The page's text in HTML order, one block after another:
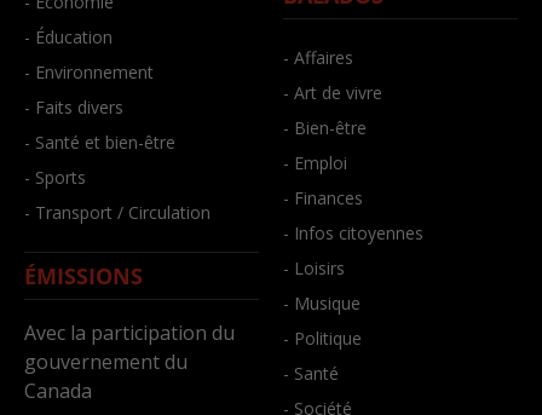
- Éducation
- Environnement
- Faits divers
- Santé et bien-être
- Sports
- Transport / Circulation
ÉMISSIONS
Avec la participation du
gouvernement du
Canada
- Affaires
- Art de vivre
- Bien-être
- Emploi
- Finances
- Infos citoyennes
- Loisirs
- Musique
- Politique
- Santé
- Société